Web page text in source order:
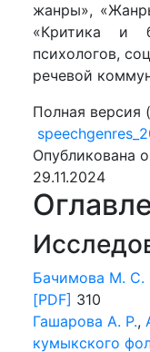
жанры»,
«Критика и
психологов,
речевой
Полная версия
Опубликована
29.11.2024
Бачимова М. С.
[PDF] 310
Гашарова А. Р.,
кумыкского